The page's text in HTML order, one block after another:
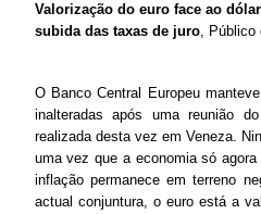
Valorização do euro face ao
subida das taxas de juro, Público
O Banco Central Europeu
inalteradas após uma reunião
realizada desta vez em Veneza.
uma vez que a economia só
inflação permanece em terreno
actual conjuntura, o euro está a